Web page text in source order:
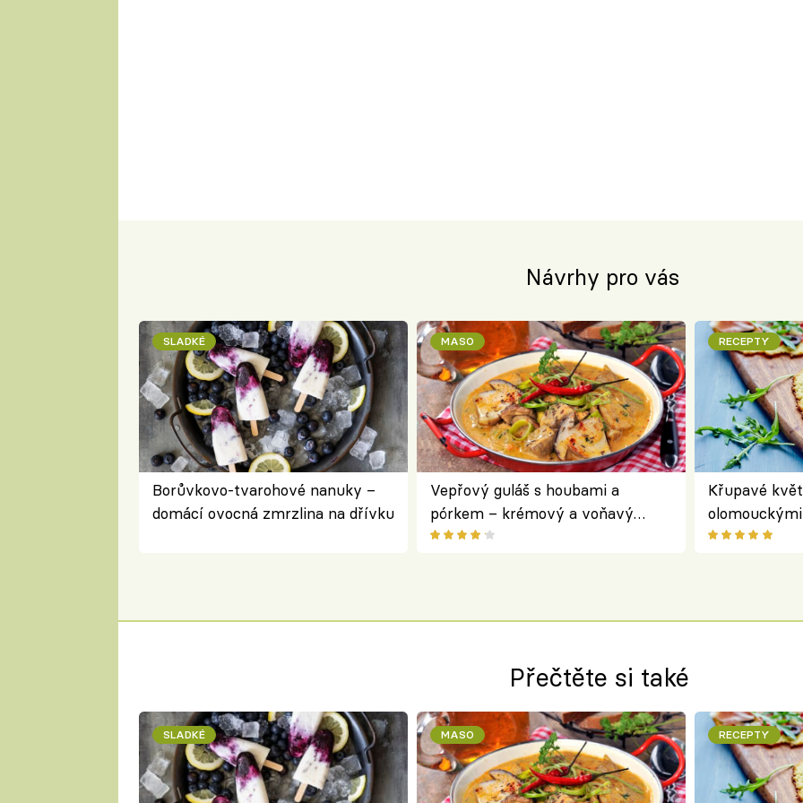
Návrhy pro vás
SLADKÉ
Borůvkovo-tvarohové nanuky –
domácí ovocná zmrzlina na dřívku
MASO
Vepřový guláš s houbami a
pórkem – krémový a voňavý
pokrm z jednoho hrnce
RECEPTY
Křupavé
bezlepkový
Přečtěte si také
SLADKÉ MASO RECEPTY